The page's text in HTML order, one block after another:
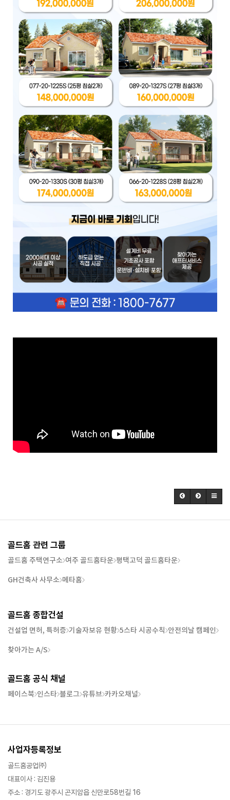
골드홈 관련 그룹
골드홈 주택연구소 여주 골드홈타운 평택고덕 골드홈타운
GH건축사 사무소 메타홈
골드홈 종합건설
건설업 면허, 특허증 기술자보유 현황 5스타 시공수칙 안전의날 캠페인
찾아가는 A/S
골드홈 공식 채널
페이스북 인스타 블로그 유튜브 카카오채널
사업자등록정보
골드홈공업㈜
대표이사 : 김진용
주소 : 경기도 광주시 곤지암읍 신만로58번길 16